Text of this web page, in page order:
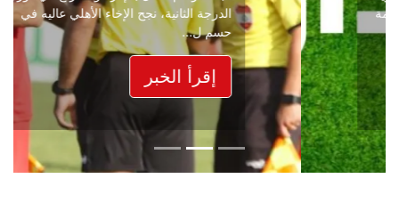
الدرجة الثانية، نجح الإخاء الأهلي عاليه في
حسم ل...
إقرأ الخبر